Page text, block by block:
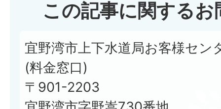
この記事に関する
宜野湾市上下水道局お客様セン
(料金窓口)
〒901-2203